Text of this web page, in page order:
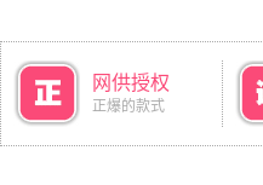
网供授权
正爆的款式